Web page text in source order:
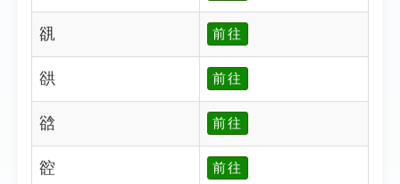
谻 前往
谼 前往
谽 前往
谾 前往